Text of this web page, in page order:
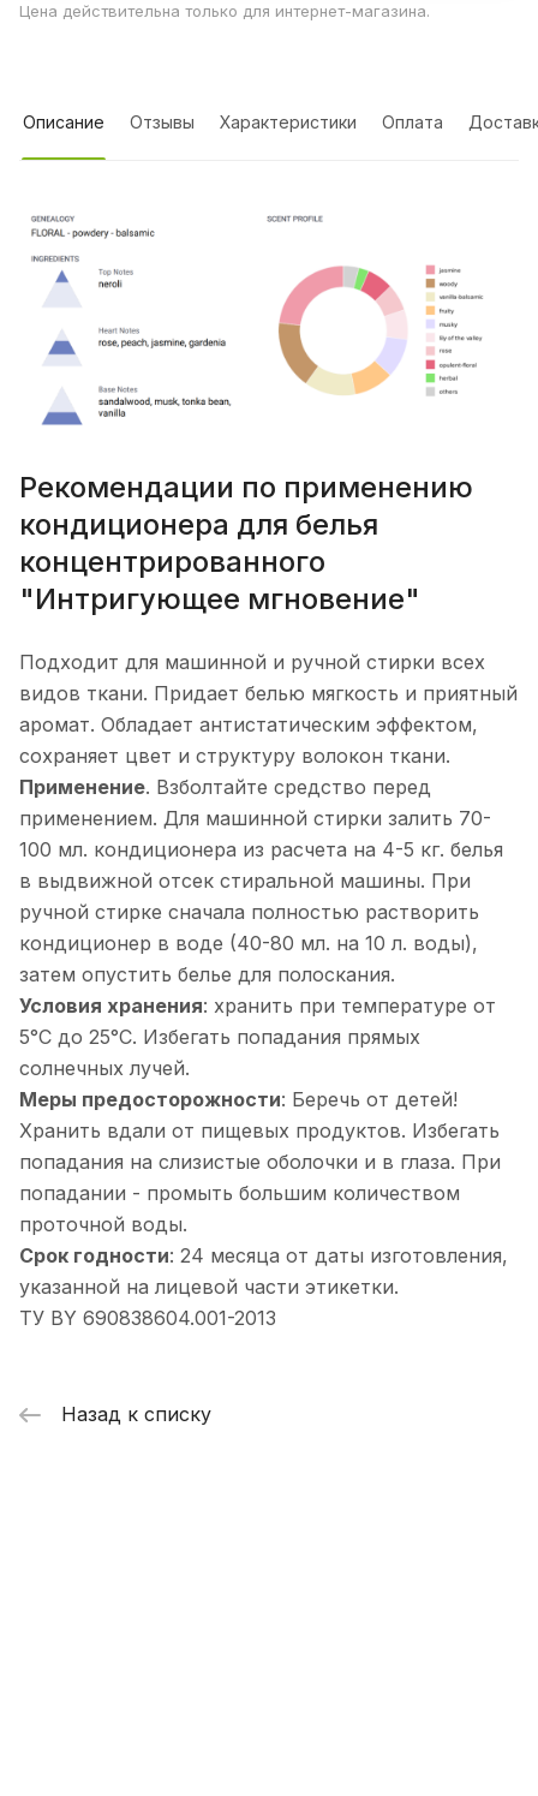
Цена действительна только для интернет-магазина.
Описание Отзывы Характеристики Оплата
Рекомендации по применению
кондиционера для белья
концентрированного
"Интригующее мгновение"
Подходит для машинной и ручной стирки всех
видов ткани. Придает белью мягкость и приятный
аромат. Обладает антистатическим эффектом,
сохраняет цвет и структуру волокон ткани.
Применение. Взболтайте средство перед
применением. Для машинной стирки залить 70-
100 мл. кондиционера из расчета на 4-5 кг. белья
в выдвижной отсек стиральной машины. При
ручной стирке сначала полностью растворить
кондиционер в воде (40-80 мл. на 10 л. воды),
затем опустить белье для полоскания.
Условия хранения: хранить при температуре от
5°С до 25°C. Избегать попадания прямых
солнечных лучей.
Меры предосторожности: Беречь от детей!
Хранить вдали от пищевых продуктов. Избегать
попадания на слизистые оболочки и в глаза. При
попадании - промыть большим количеством
проточной воды.
Срок годности: 24 месяца от даты изготовления,
указанной на лицевой части этикетки.
ТУ BY 690838604.001-2013
Назад к списку